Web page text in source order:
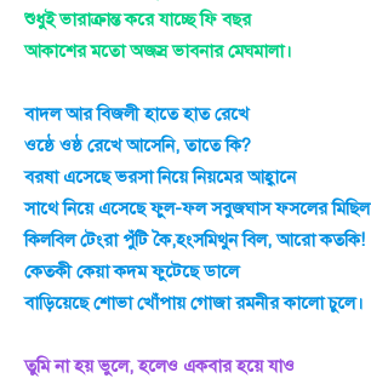
শুধুই ভারাক্রান্ত করে যাচ্ছে ফি বছর
আকাশের মতো অজস্র ভাবনার মেঘমালা।
বাদল আর বিজলী হাতে হাত রেখে
ওষ্ঠে ওষ্ঠ রেখে আসেনি, তাতে কি?
বরষা এসেছে ভরসা নিয়ে নিয়মের আহ্বানে
সাথে নিয়ে এসেছে ফুল-ফল সবুজঘাস ফসলের মিছিল
কিলবিল টেংরা পুঁটি কৈ,হংসমিথুন বিল, আরো কতকি!
কেতকী কেয়া কদম ফুটেছে ডালে
বাড়িয়েছে শোভা খোঁপায় গোজা রমনীর কালো চুলে।
তুমি না হয় ভুলে, হলেও একবার হয়ে যাও